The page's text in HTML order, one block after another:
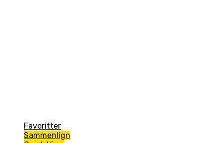
Favoritter
Sammenlign